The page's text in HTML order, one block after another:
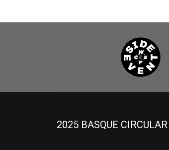
2025 BASQUE